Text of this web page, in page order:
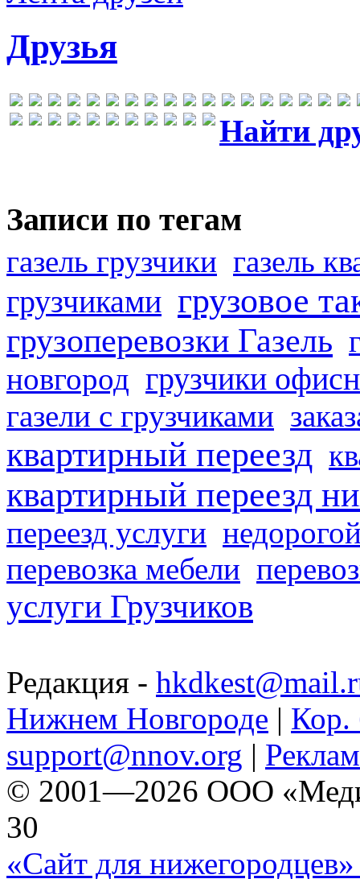
Друзья
Найти
Записи по тегам
газель грузчики газель
грузчиками грузовое
грузоперевозки Газель
новгород грузчики
газели с грузчиками
квартирный переезд
квартирный переезд
переезд услуги
перевозка мебели
услуги Грузчиков
Редакция -
Нижнем Новгороде | Кор.
support@nnov.org |
© 2001—2026 ООО
30
«Сайт для нижегородцев»